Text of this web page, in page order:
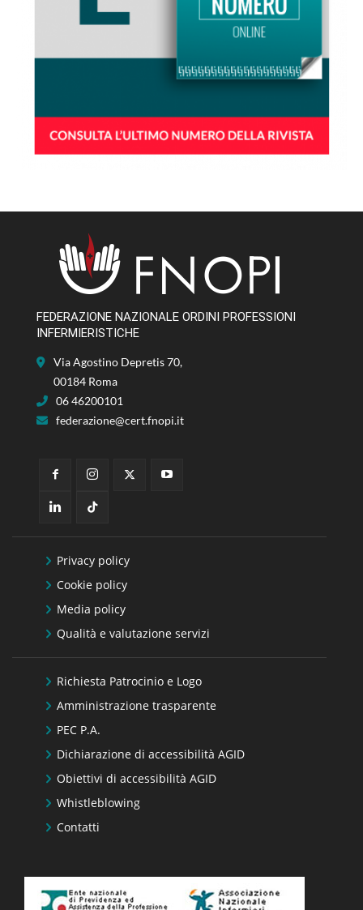
FEDERAZIONE NAZIONALE ORDINI PROFESSIONI
INFERMIERISTICHE
Via Agostino Depretis 70,
00184 Roma
06 46200101
federazione@cert.fnopi.it
Privacy policy
Cookie policy
Media policy
Qualità e valutazione servizi
Richiesta Patrocinio e Logo
Amministrazione trasparente
PEC P.A.
Dichiarazione di accessibilità AGID
Obiettivi di accessibilità AGID
Whistleblowing
Contatti